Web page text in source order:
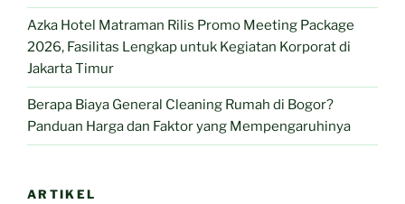
Azka Hotel Matraman Rilis Promo Meeting Package
2026, Fasilitas Lengkap untuk Kegiatan Korporat di
Jakarta Timur
Berapa Biaya General Cleaning Rumah di Bogor?
Panduan Harga dan Faktor yang Mempengaruhinya
ARTIKEL